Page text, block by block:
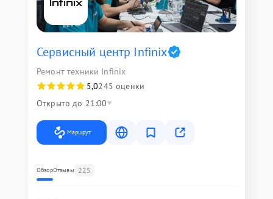
Сервисный центр Infinix
Ремонт техники Infinix
5,0245 оценки
Открыто до 21:00
Маршрут
ОбзорОтзывы 225